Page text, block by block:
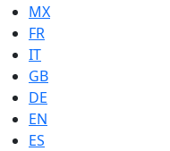
MX
FR
IT
GB
DE
EN
ES